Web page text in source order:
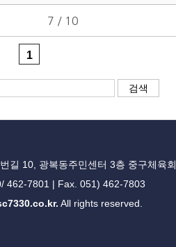
7 / 10
1
길 10, 광복동주민센터 3층 중구체육회
462-7801 | Fax. 051) 462-7803
All rights reserved.